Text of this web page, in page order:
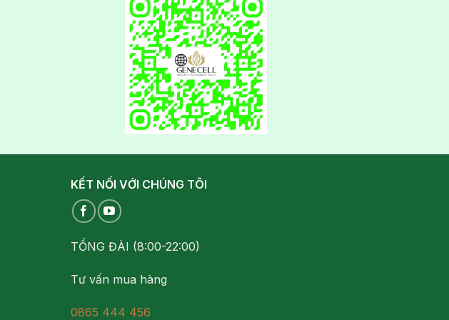
KẾT NỐI VỚI CHÚNG TÔI
TỔNG ĐÀI (8:00-22:00)
Tư vấn mua hàng
0865 444 456